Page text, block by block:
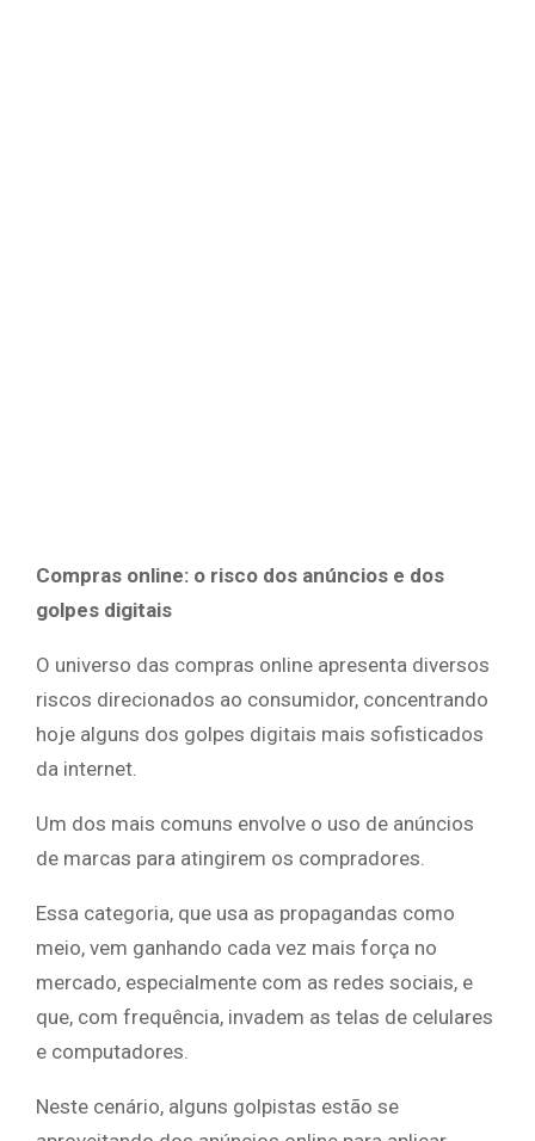
Compras online: o risco dos anúncios e dos
golpes digitais
O universo das compras online apresenta diversos
riscos direcionados ao consumidor, concentrando
hoje alguns dos golpes digitais mais sofisticados
da internet.
Um dos mais comuns envolve o uso de anúncios
de marcas para atingirem os compradores.
Essa categoria, que usa as propagandas como
meio, vem ganhando cada vez mais força no
mercado, especialmente com as redes sociais, e
que, com frequência, invadem as telas de celulares
e computadores.
Neste cenário, alguns golpistas estão se